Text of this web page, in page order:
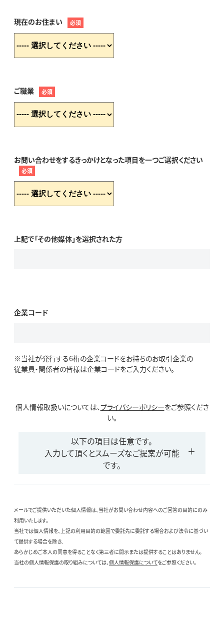
現在のお住まい 必須
ご職業 必須
お問い合わせをするきっかけとなった項目を一つご選択ください
必須
上記で「その他媒体」を選択された方
企業コード
※当社が発行する6桁の企業コードをお持ちのお取引企業の
従業員・関係者の皆様は企業コードをご入力ください。
個人情報取扱いについては、プライバシーポリシーをご参照くださ
い。
以下の項目は任意です。
入力して頂くとスムーズなご提案が可能
です。
メールでご提供いただいた個人情報は、当社がお問い合わせ内容へのご回答の目的にのみ
利用いたします。
当社では個人情報を、上記の利用目的の範囲で委託先に委託する場合および法令に基づい
て提供する場合を除き、
あらかじめご本人の同意を得ることなく第三者に開示または提供することはありません。
当社の個人情報保護の取り組みについては、個人情報保護についてをご参照ください。